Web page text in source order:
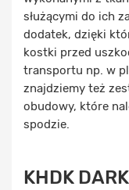
służącymi do ich
dodatek, dzięki
kostki przed
transportu np. w
znajdziemy też
obudowy, które
spodzie.
KHDK